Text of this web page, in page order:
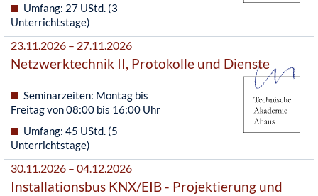
Umfang: 27 UStd. (3
Unterrichtstage)
23.11.2026 – 27.11.2026
Netzwerktechnik II, Protokolle und Dienste
Seminarzeiten: Montag bis
Freitag von 08:00 bis 16:00 Uhr
Umfang: 45 UStd. (5
Unterrichtstage)
30.11.2026 – 04.12.2026
Installationsbus KNX/EIB - Projektierung und